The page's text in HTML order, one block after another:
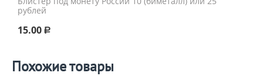
рублей
15.00 Р
Похожие товары